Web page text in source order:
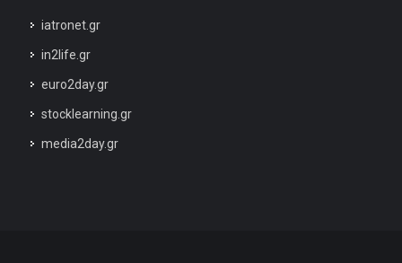
iatronet.gr
in2life.gr
euro2day.gr
stocklearning.gr
media2day.gr